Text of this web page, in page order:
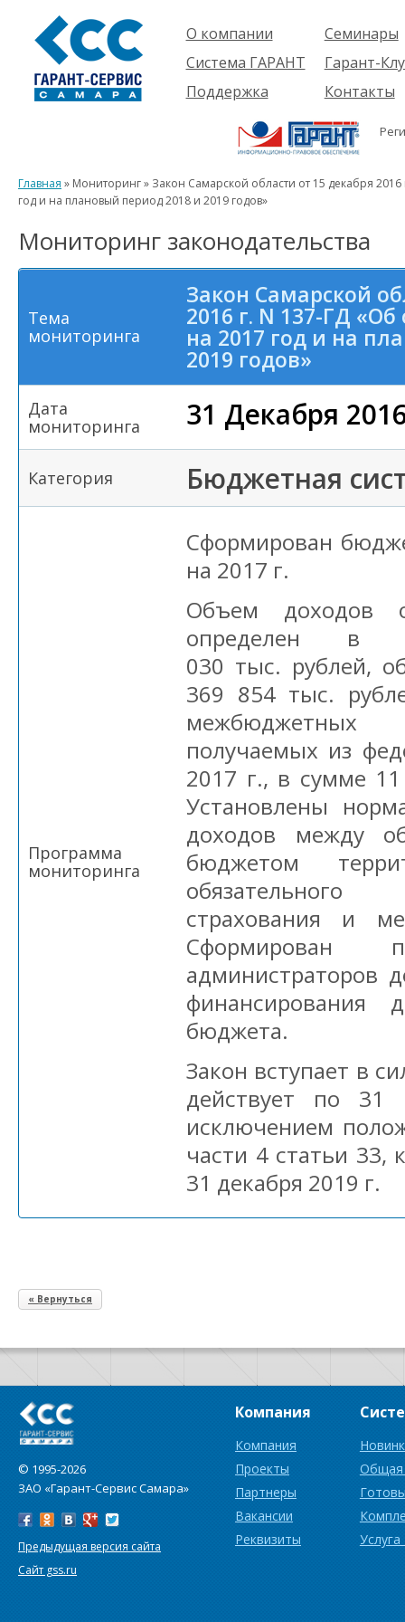
О компании
Компания
Проекты
Партнеры
Вакансии
Реквизиты
Информация
Система ГАРАНТ
О системе
решения
Комплекты
Новинки
История
Поддержка
Пользователям
Будущим
пользователям
Семинары
Об услуге
семинары
Гарант-
Контакты
Главная » Мониторинг » Закон Самарской области от 15 декабря
год и на плановый период 2018 и 2019 годов»
Мониторинг законодательства
Тема
мониторинга
Закон Самарской
2016 г. N 137-ГД
на 2017 год и на
2019 годов»
Дата
мониторинга
31 Декабря
Категория Бюджетная
Программа
мониторинга
Сформирован
на 2017 г.
Объем доходов
определен в
030 тыс. рублей,
369 854 тыс.
получаемых из
2017 г., в сумме
Установлены
доходов между
бюджетом
страхования и
Сформирован
администраторов
финансирования
бюджета.
Закон вступает в
действует по 31
исключением
части 4 статьи 33,
31 декабря 2019 г.
« Вернуться
© 1995-2026
ЗАО «Гарант-Сервис Самара»
Предыдущая версия сайта
Сайт gss.ru
Компания
Компания
Проекты
Партнеры
Вакансии
Реквизиты
Общая